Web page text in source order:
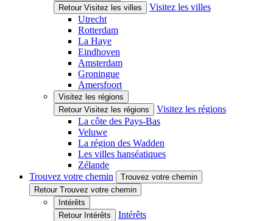
Retour Visitez les villes
Visitez les villes
Utrecht
Rotterdam
La Haye
Eindhoven
Amsterdam
Groningue
Amersfoort
Visitez les régions
Retour Visitez les régions
Visitez les régions
La côte des Pays-Bas
Veluwe
La région des Wadden
Les villes hanséatiques
Zélande
Trouvez votre chemin
Trouvez votre chemin
Retour Trouvez votre chemin
Intérêts
Retour Intérêts
Intérêts